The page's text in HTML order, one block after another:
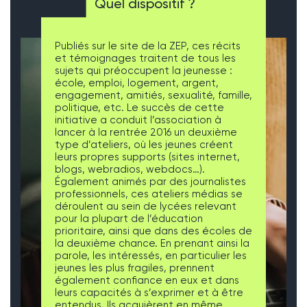
Quel dispositif ?
Publiés sur le site de la ZEP, ces récits
et témoignages traitent de tous les
sujets qui préoccupent la jeunesse :
école, emploi, logement, argent,
engagement, amitiés, sexualité, famille,
politique, etc. Le succès de cette
initiative a conduit l’association à
lancer à la rentrée 2016 un deuxième
type d’ateliers, où les jeunes créent
leurs propres supports (sites internet,
blogs, webradios, webdocs…).
Également animés par des journalistes
professionnels, ces ateliers médias se
déroulent au sein de lycées relevant
pour la plupart de l’éducation
prioritaire, ainsi que dans des écoles de
la deuxième chance. En prenant ainsi la
parole, les intéressés, en particulier les
jeunes les plus fragiles, prennent
également confiance en eux et dans
leurs capacités à s’exprimer et à être